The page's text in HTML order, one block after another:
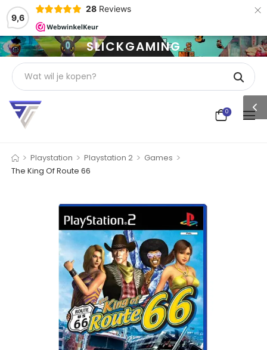
9,6
28 Reviews ×
SLICKGAMING
0
> Playstation > Playstation 2 > Games >
The King Of Route 66